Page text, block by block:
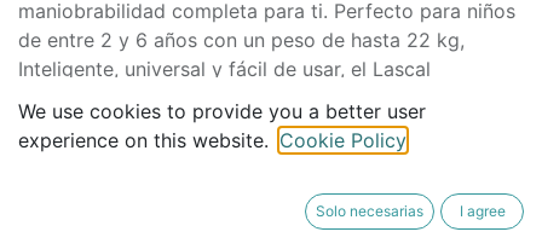
maniobrabilidad completa para ti. Perfecto para niños
de entre 2 y 6 años con un peso de hasta 22 kg,
Inteligente, universal y fácil de usar, el Lascal
BuggyBoard® Mini se adapta fácilmente a tu cochecito
o carrito, brindando a los niños cansados un paseo
seguro y práctico. Nuestro sistema de conexión
BuggyBoard® se adapte a cada tipo de carrito. Eso
We use cookies to provide you a better user
experience on this website. Cookie Policy
Solo necesarias I agree